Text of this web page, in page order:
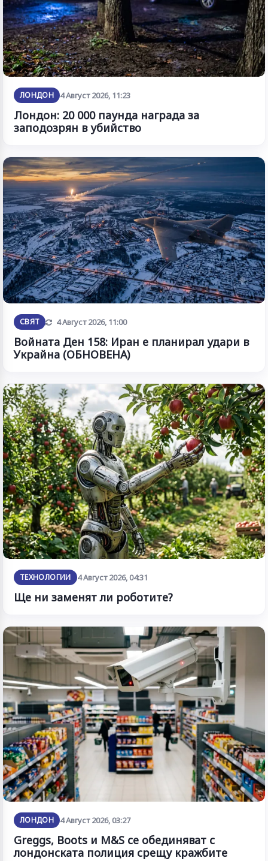
ЛОНДОН 4 Август 2026, 11:23
Лондон: 20 000 паунда награда за
заподозрян в убийство
СВЯТ Обновена
4 Август 2026, 11:00
Войната Ден 158: Иран е планирал удари в
Украйна (ОБНОВЕНА)
ТЕХНОЛОГИИ 4 Август 2026, 04:31
Ще ни заменят ли роботите?
ЛОНДОН 4 Август 2026, 03:27
Greggs, Boots и M&S се обединяват с
лондонската полиция срещу кражбите